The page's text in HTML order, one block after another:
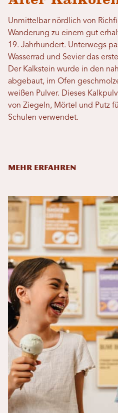
Unmittelbar nördlich von
Wanderung zu einem gut
19. Jahrhundert. Unterwegs
Wasserrad und Sevier das
Der Kalkstein wurde in den
abgebaut, im Ofen
weißen Pulver. Dieses
von Ziegeln, Mörtel und Putz
Schulen verwendet.
MEHR ERFAHREN